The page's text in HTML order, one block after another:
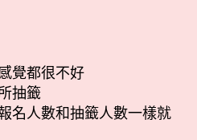
覺都很不好
抽籤
名人數和抽籤人數一樣就